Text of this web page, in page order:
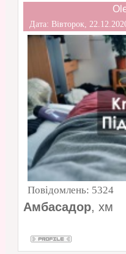
Дата: Вівторок,
Повідомлень: 5324
Амбасадор, хм